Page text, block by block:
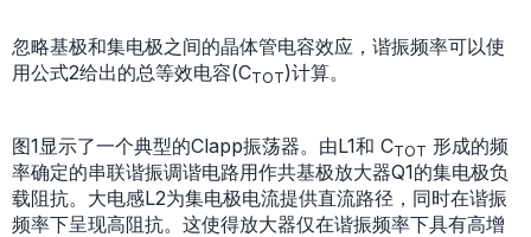
忽略基极和集电极之间的晶体管电容效应，谐振频率可以使
用公式2给出的总等效电容(CTOT)计算。
图1显示了一个典型的Clapp振荡器。由L1和 CTOT 形成的频
率确定的串联谐振调谐电路用作共基极放大器Q1的集电极负
载阻抗。大电感L2为集电极电流提供直流路径，同时在谐振
频率下呈现高阻抗。这使得放大器仅在谐振频率下具有高增